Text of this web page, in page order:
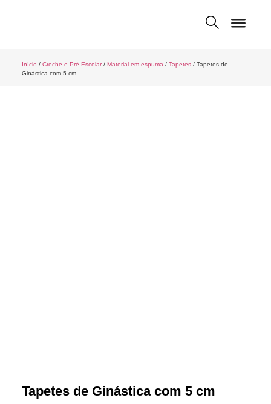
Início / Creche e Pré-Escolar/ Material em espuma / Tapetes/ Tapetes de
Ginástica com 5 cm
Tapetes de Ginástica com 5 cm